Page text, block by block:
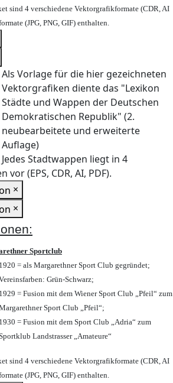
sind 4 verschiedene Vektorgrafikformate (CDR, AI
(JPG, PNG, GIF) enthalten.
Als Vorlage für die hier gezeichneten
Vektorgrafiken diente das "Lexikon
Städte und Wappen der Deutschen
Demokratischen Republik" (2.
neubearbeitete und erweiterte
Auflage)
Jedes Stadtwappen liegt in 4
(EPS, CDR, AI, PDF).
×
×
Sportclub
1920 = als Margarethner Sport Club gegründet;
Grün-Schwarz;
1929 = Fusion mit dem Wiener Sport Club „Pfeil“ zum
Sport Club „Pfeil“;
1930 = Fusion mit dem Sport Club „Adria“ zum
Landstrasser „Amateure“
sind 4 verschiedene Vektorgrafikformate (CDR, AI
(JPG, PNG, GIF) enthalten.